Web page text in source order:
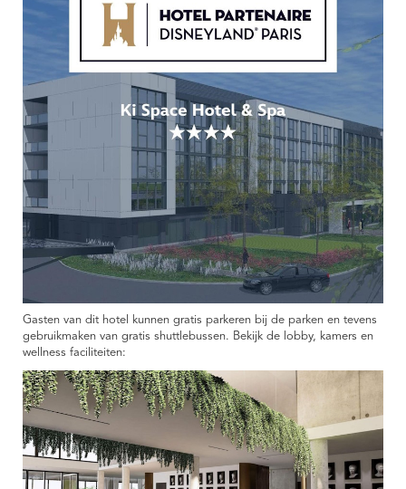
Gasten van dit hotel kunnen gratis parkeren bij de parken en tevens
gebruikmaken van gratis shuttlebussen. Bekijk de lobby, kamers en
wellness faciliteiten: